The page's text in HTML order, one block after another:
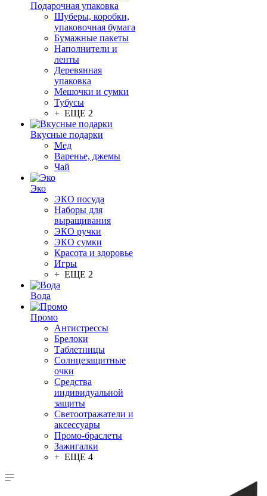
Подарочная упаковка
Шуберы, коробки,
упаковочная бумага
Бумажные пакеты
Наполнители и
ленты
Деревянная
упаковка
Мешочки и сумки
Тубусы
+ ЕЩЕ 2
Вкусные подарки
Мед
Варенье, джемы
Чай
Эко
ЭКО посуда
Наборы для
выращивания
ЭКО ручки
ЭКО сумки
Красота и здоровье
Игры
+ ЕЩЕ 2
Вода
Промо
Антистрессы
Брелоки
Таблетницы
Солнцезащитные
очки
Средства
индивидуальной
защиты
Светоотражатели и
аксессуары
Промо-браслеты
Зажигалки
+ ЕЩЕ 4